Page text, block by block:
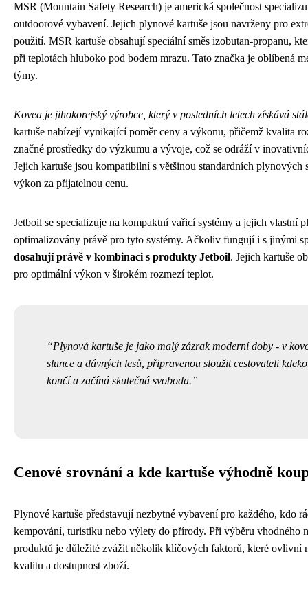
MSR (Mountain Safety Research) je americká společnost
outdoorové vybavení. Jejich plynové kartuše jsou navrženy pro
použití. MSR kartuše obsahují speciální směs izobutan-propanu,
při teplotách hluboko pod bodem mrazu. Tato značka je oblíbená
týmy.
Kovea je jihokorejský výrobce, který v posledních letech získává
kartuše nabízejí vynikající poměr ceny a výkonu, přičemž kvalita
značné prostředky do výzkumu a vývoje, což se odráží v
Jejich kartuše jsou kompatibilní s většinou standardních plynových
výkon za přijatelnou cenu.
Jetboil se specializuje na kompaktní vařicí systémy a jejich vlastní
optimalizovány právě pro tyto systémy. Ačkoliv fungují i s jinými
dosahují právě v kombinaci s produkty Jetboil. Jejich kartuše
pro optimální výkon v širokém rozmezí teplot.
Plynová kartuše je jako malý zázrak moderní doby - v
slunce a dávných lesů, připravenou sloužit cestovateli
končí a začíná skutečná svoboda.
Cenové srovnání a kde kartuše výhodně
Plynové kartuše představují nezbytné vybavení pro každého, kdo
kempování, turistiku nebo výlety do přírody. Při výběru vhodného
produktů je důležité zvážit několik klíčových faktorů, které ovlivní
kvalitu a dostupnost zboží.